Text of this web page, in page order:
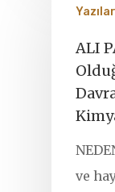
Yazılar
ALI
ve